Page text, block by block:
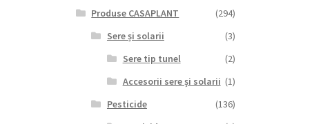
Produse CASAPLANT
(294)
Sere și solarii
(3)
Sere tip tunel
(2)
Accesorii sere și solarii (1)
Pesticide
(136)